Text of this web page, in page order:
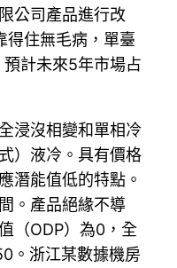
公司產品進行改
得住無毛病，單臺
計未來5年市場占
浸沒相變和單相冷
）液冷。具有價格
潛能值低的特點。
。產品絕緣不導
（ODP）為0，全
。浙江某數據機房